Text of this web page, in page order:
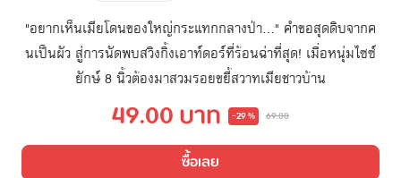
"อยากเห็นเมียโดนของใหญ่กระแทกกลางป่า..." คำขอสุดดิบจากค
นเป็นผัว สู่การนัดพบสวิงกิ้งเอาท์ดอร์ที่ร้อนฉ่าที่สุด! เมื่อหนุ่มไซซ์
ยักษ์ 8 นิ้วต้องมาสวมรอยขยี้สวาทเมียชาวบ้าน
49.00 บาท -29 % 69.00
ซื้อเลย